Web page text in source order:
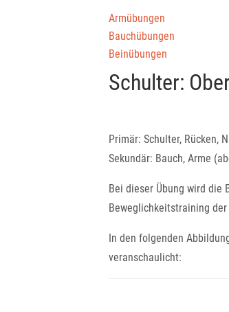
Armübungen
Bauchübungen
Beinübungen
Schulter:
Primär: Schulter, Rücken,
Sekundär: Bauch, Arme
Bei dieser Übung wird die
Beweglichkeitstraining
In den folgenden
veranschaulicht: